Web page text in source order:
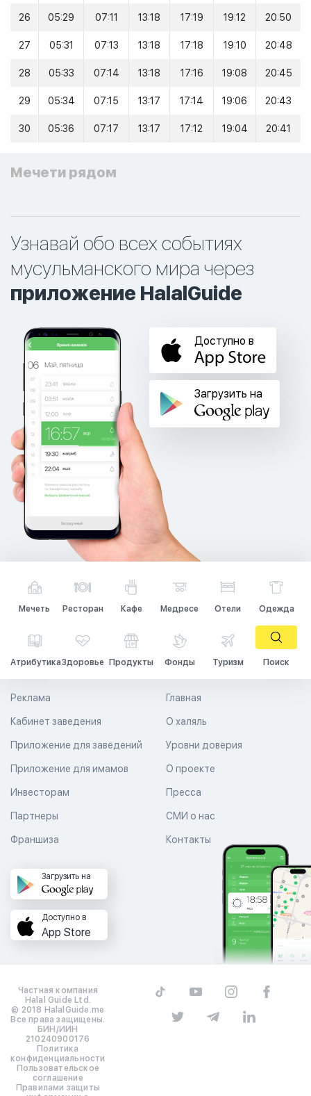
26 05:29 07:11 13:18 17:19 19:12 20:50
27 05:31 07:13 13:18 17:18 19:10 20:48
28 05:33 07:14 13:18 17:16 19:08 20:45
29 05:34 07:15 13:17 17:14 19:06 20:43
30 05:36 07:17 13:17 17:12 19:04 20:41
Мечети рядом
Узнавай обо всех событиях
мусульманского мира через
приложение HalalGuide
Доступно в
Загрузить на
Мечеть Ресторан Кафе Медресе Отели Одежда
АтрибутикаЗдоровье Продукты Фонды Туризм Поиск
Главная
О халяль
Уровни доверия
Реклама
Кабинет заведения
Приложение для заведений
Приложение для имамов О проекте
Пресса
СМИ о нас
Контакты
Инвесторам
Партнеры
Франшиза
Загрузить на
Доступно в
App Store
Частная компания
Halal Guide Ltd.
© 2018 HalalGuide.me
Все права защищены.
БИН/ИИН
210240900176
Политика
конфиденциальности
Пользовательское
соглашение
Правилами защиты